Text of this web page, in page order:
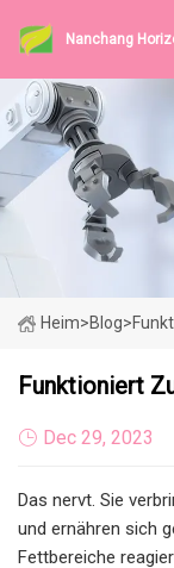
Nanchang
Heim>Blog>
Funktioniert
Dec 29, 2023
Das nervt. Sie
und ernähren sich
Fettbereiche